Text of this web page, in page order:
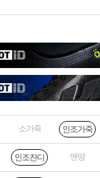
소가죽 인조가죽
인조잔디 맨땅